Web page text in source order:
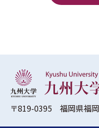
〒819-0395 福岡県福